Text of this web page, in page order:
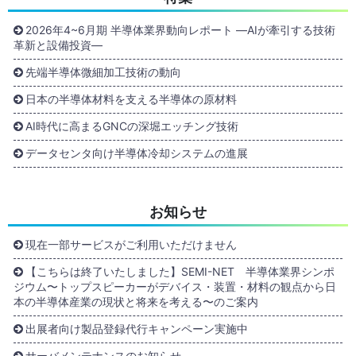
2026年4~6月期 半導体業界動向レポート ―AIが牽引する技術
革新と設備投資―
先端半導体微細加工技術の動向
日本の半導体材料を支える半導体の原材料
AI時代に高まるGNCの深堀エッチング技術
データセンタ向け半導体冷却システムの進展
お知らせ
現在一部サービスがご利用いただけません
【こちらは終了いたしました】SEMI-NET 半導体業界シンポ
ジウム〜トップスピーカーがデバイス・装置・材料の観点から日
本の半導体産業の現状と将来を考える〜のご案内
出展者向け製品登録代行キャンペーン実施中